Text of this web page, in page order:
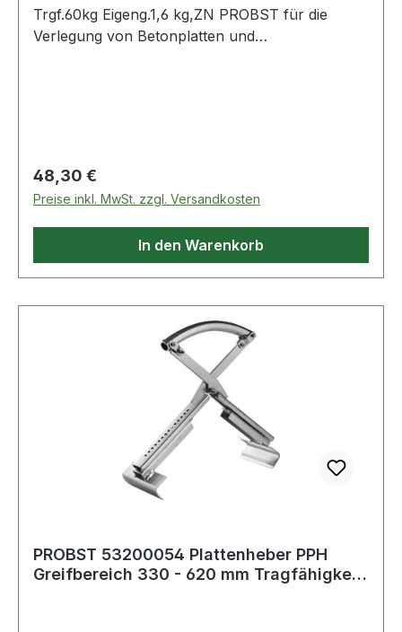
Trgf.60kg Eigeng.1,6 kg,ZN PROBST für die
Verlegung von Betonplatten und
Eigengewicht: 1,6kg · Ausführung: PPH 22/50
Regulärer Preis:
48,30 €
Preise inkl. MwSt. zzgl. Versandkosten
In den Warenkorb
PROBST 53200054 Plattenheber PPH
Greifbereich 330 - 620 mm Tragfähigkeit